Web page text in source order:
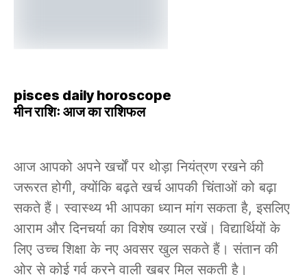
pisces daily horoscope
मीन राशिः आज का राशिफल
आज आपको अपने खर्चों पर थोड़ा नियंत्रण रखने की
जरूरत होगी, क्योंकि बढ़ते खर्च आपकी चिंताओं को बढ़ा
सकते हैं। स्वास्थ्य भी आपका ध्यान मांग सकता है, इसलिए
आराम और दिनचर्या का विशेष ख्याल रखें। विद्यार्थियों के
लिए उच्च शिक्षा के नए अवसर खुल सकते हैं। संतान की
ओर से कोई गर्व करने वाली खबर मिल सकती है।